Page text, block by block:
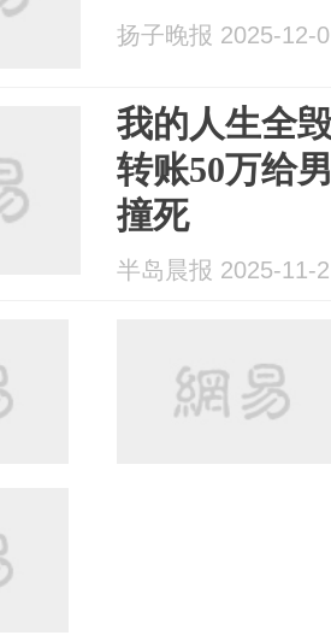
扬子晚报 2025-12-
我的人生全
转账50万给
撞死
半岛晨报 2025-11-